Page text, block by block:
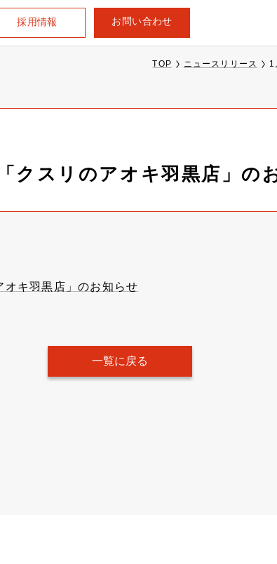
採用情報 お問い合わせ
TOP ニュースリリース 1
クスリのアオキ羽黒店」の
キ羽黒店」のお知らせ
一覧に戻る